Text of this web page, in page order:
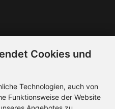
Cookies und
Technologien, auch von
Funktionsweise der Website